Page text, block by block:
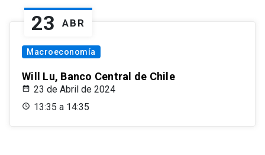
23 ABR
Macroeconomía
Will Lu, Banco Central de Chile
23 de Abril de 2024
13:35 a 14:35